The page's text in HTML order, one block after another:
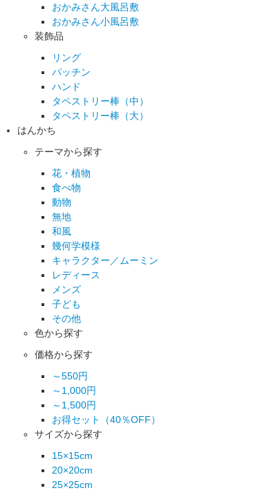
おかみさん大風呂敷
おかみさん小風呂敷
装飾品
リング
パッチン
ハンド
タペストリー棒（中）
タペストリー棒（大）
はんかち
テーマから探す
花・植物
食べ物
動物
無地
和風
幾何学模様
キャラクター／ムーミン
レディース
メンズ
子ども
その他
色から探す
価格から探す
～550円
～1,000円
～1,500円
お得セット（40％OFF）
サイズから探す
15×15cm
20×20cm
25×25cm